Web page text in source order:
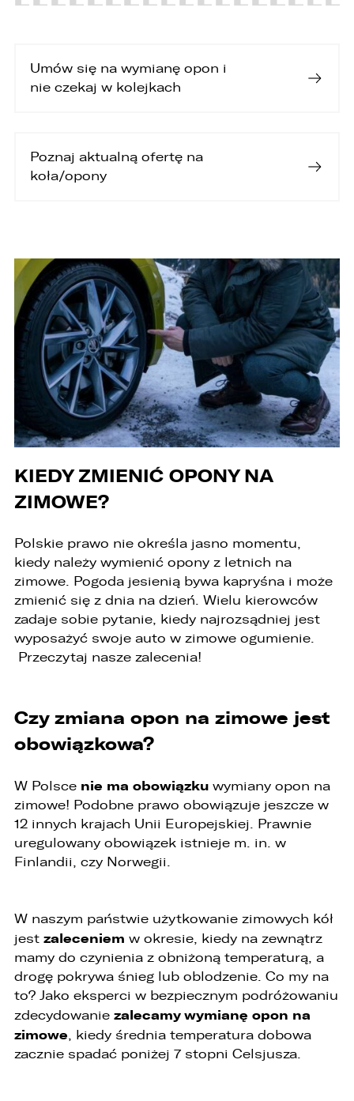
Umów się na wymianę opon i
nie czekaj w kolejkach
Poznaj aktualną ofertę na
koła/opony
KIEDY ZMIENIĆ OPONY NA
ZIMOWE?
Polskie prawo nie określa jasno momentu,
kiedy należy wymienić opony z letnich na
zimowe. Pogoda jesienią bywa kapryśna i może
zmienić się z dnia na dzień. Wielu kierowców
zadaje sobie pytanie, kiedy najrozsądniej jest
wyposażyć swoje auto w zimowe ogumienie.
Przeczytaj nasze zalecenia!
Czy zmiana opon na zimowe jest
obowiązkowa?
W Polsce nie ma obowiązku wymiany opon na
zimowe! Podobne prawo obowiązuje jeszcze w
12 innych krajach Unii Europejskiej. Prawnie
uregulowany obowiązek istnieje m. in. w
Finlandii, czy Norwegii.
W naszym państwie użytkowanie zimowych kół
jest zaleceniem w okresie, kiedy na zewnątrz
mamy do czynienia z obniżoną temperaturą, a
drogę pokrywa śnieg lub oblodzenie. Co my na
to? Jako eksperci w bezpiecznym podróżowaniu
zdecydowanie zalecamy wymianę opon na
zimowe, kiedy średnia temperatura dobowa
zacznie spadać poniżej 7 stopni Celsjusza.
Wybierz samochód, który mamy zastąpić
Audi Q7 45 TDI quattro.
ZASTĄP
ZASTĄP
FACEBOOK
WHATSAPP
EMAIL
SKOPIUJ LINK